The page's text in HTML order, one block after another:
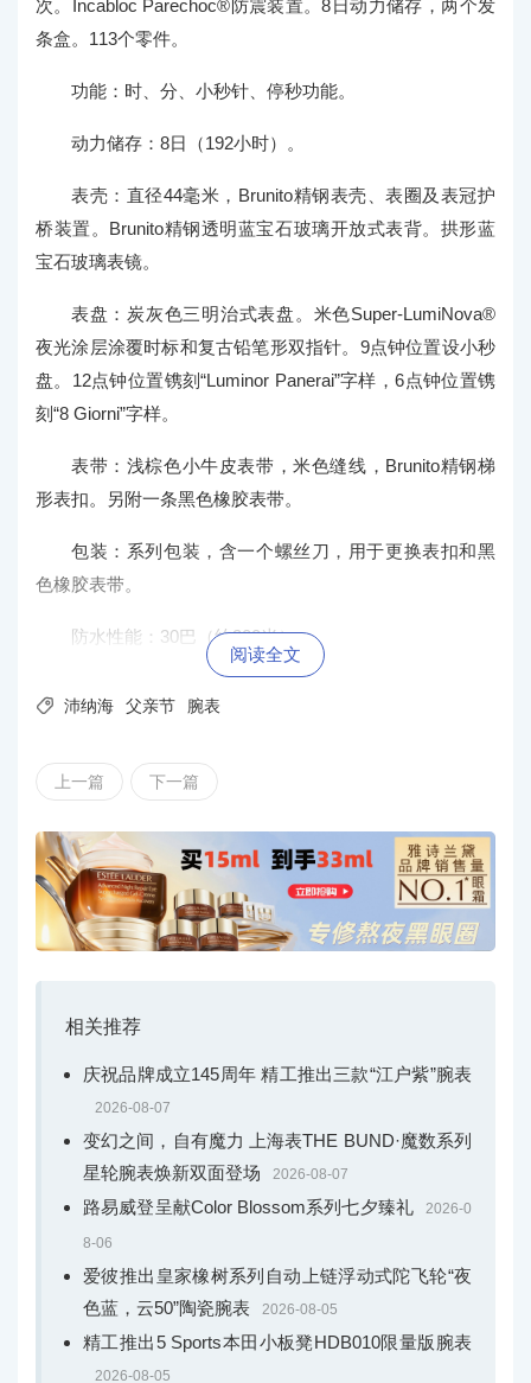
次。Incabloc Parechoc®防震装置。8日动力储存，两个发
条盒。113个零件。
功能：时、分、小秒针、停秒功能。
动力储存：8日（192小时）。
表壳：直径44毫米，Brunito精钢表壳、表圈及表冠护
桥装置。Brunito精钢透明蓝宝石玻璃开放式表背。拱形蓝
宝石玻璃表镜。
表盘：炭灰色三明治式表盘。米色Super-LumiNova®
夜光涂层涂覆时标和复古铅笔形双指针。9点钟位置设小秒
盘。12点钟位置镌刻“Luminor Panerai”字样，6点钟位置镌
刻“8 Giorni”字样。
表带：浅棕色小牛皮表带，米色缝线，Brunito精钢梯
形表扣。另附一条黑色橡胶表带。
包装：系列包装，含一个螺丝刀，用于更换表扣和黑
色橡胶表带。
防水性能：30巴（约300米）。
阅读全文
 沛纳海 父亲节 腕表
上一篇 下一篇
相关推荐
庆祝品牌成立145周年 精工推出三款“江户紫”腕表
2026-08-07
变幻之间，自有魔力 上海表THE BUND·魔数系列
星轮腕表焕新双面登场
2026-08-07
路易威登呈献Color Blossom系列七夕臻礼 2026-0
8-06
爱彼推出皇家橡树系列自动上链浮动式陀飞轮“夜
色蓝，云50”陶瓷腕表
2026-08-05
精工推出5 Sports本田小板凳HDB010限量版腕表
2026-08-05